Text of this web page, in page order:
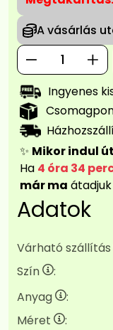
A vásárlás
Ingyenes
✨ Mikor indul
Ha 4 óra 34
már ma
Adatok
Várható szállítás
Szín
:
Anyag
:
Méret
: